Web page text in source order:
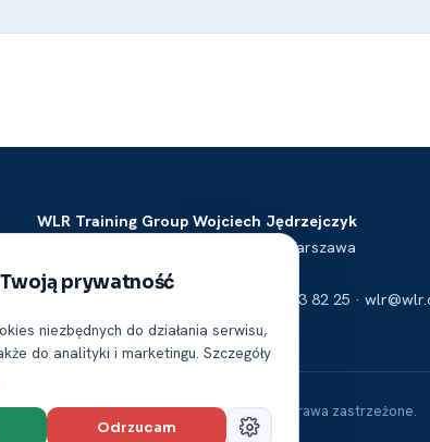
WLR Training Group Wojciech Jędrzejczyk
Al. Jerozolimskie 125/127, 02-017 Warszawa
NIP 123-085-02-40
tel. +48 22 623 82 23 · fax +48 22 623 82 25 ·
Group Wojciech Jędrzejczyk Wszelkie prawa zastrzeżone.
Twoją prywatność
niezbędnych do działania serwisu,
do analityki i marketingu. Szczegóły
Odrzucam